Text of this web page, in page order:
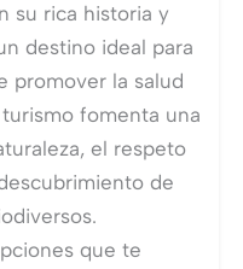
su rica historia y
destino ideal para
promover la salud
fomenta una
el respeto
de
que te